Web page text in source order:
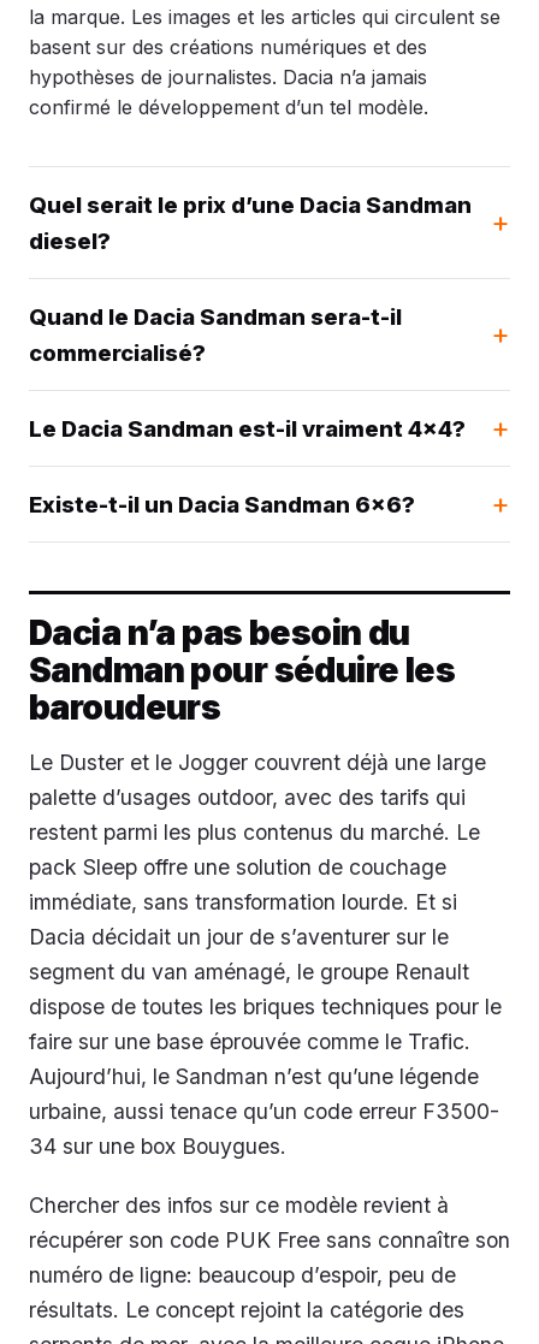
la marque. Les images et les articles qui circulent se
basent sur des créations numériques et des
hypothèses de journalistes. Dacia n’a jamais
confirmé le développement d’un tel modèle.
Quel serait le prix d’une Dacia Sandman
diesel?
Quand le Dacia Sandman sera-t-il
commercialisé?
Le Dacia Sandman est-il vraiment 4x4?
Existe-t-il un Dacia Sandman 6x6?
Dacia n’a pas besoin du
Sandman pour séduire les
baroudeurs
Le Duster et le Jogger couvrent déjà une large
palette d’usages outdoor, avec des tarifs qui
restent parmi les plus contenus du marché. Le
pack Sleep offre une solution de couchage
immédiate, sans transformation lourde. Et si
Dacia décidait un jour de s’aventurer sur le
segment du van aménagé, le groupe Renault
dispose de toutes les briques techniques pour le
faire sur une base éprouvée comme le Trafic.
Aujourd’hui, le Sandman n’est qu’une légende
urbaine, aussi tenace qu’un code erreur F3500-
34 sur une box Bouygues.
Chercher des infos sur ce modèle revient à
récupérer son code PUK Free sans connaître son
numéro de ligne: beaucoup d’espoir, peu de
résultats. Le concept rejoint la catégorie des